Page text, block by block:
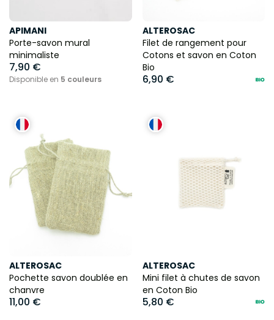
APIMANI
Porte-savon mural
minimaliste
7,90 €
Disponible en 5 couleurs
ALTEROSAC
Filet de rangement pour
Cotons et savon en Coton
Bio
6,90 €
ALTEROSAC
Pochette savon doublée en
chanvre
11,00 €
ALTEROSAC
Mini filet à chutes de savon
en Coton Bio
5,80 €